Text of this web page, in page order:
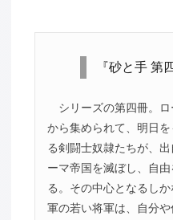
『砂と手 第
シリーズの第四冊。
から集められて、明日
る剣闘士奴隷たちが、
ーマ帝国を滅ぼし、自
る。その中心となるし
軍の若い将軍は、自分